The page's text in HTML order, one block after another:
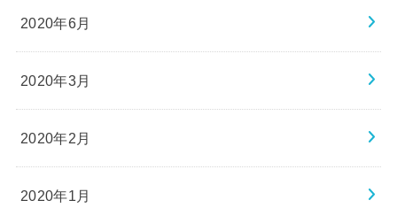
2020年6月
2020年3月
2020年2月
2020年1月